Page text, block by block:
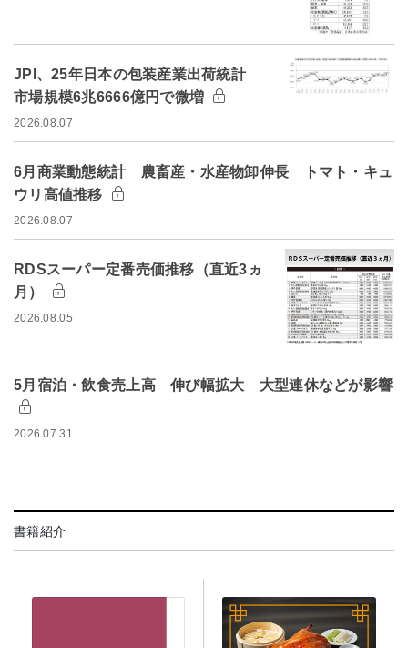
JPI、25年日本の包装産業出荷統計
市場規模6兆6666億円で微増
2026.08.07
6月商業動態統計 農畜産・水産物卸伸長 トマト・キュ
ウリ高値推移
2026.08.07
RDSスーパー定番売価推移（直近3ヵ
月）
2026.08.05
5月宿泊・飲食売上高 伸び幅拡大 大型連休などが影響
2026.07.31
書籍紹介